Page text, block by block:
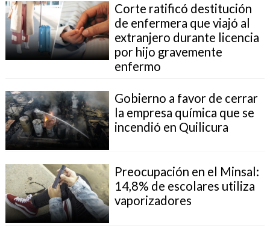
Corte ratificó destitución
de enfermera que viajó al
extranjero durante licencia
por hijo gravemente
enfermo
Gobierno a favor de cerrar
la empresa química que se
incendió en Quilicura
Preocupación en el Minsal:
14,8% de escolares utiliza
vaporizadores